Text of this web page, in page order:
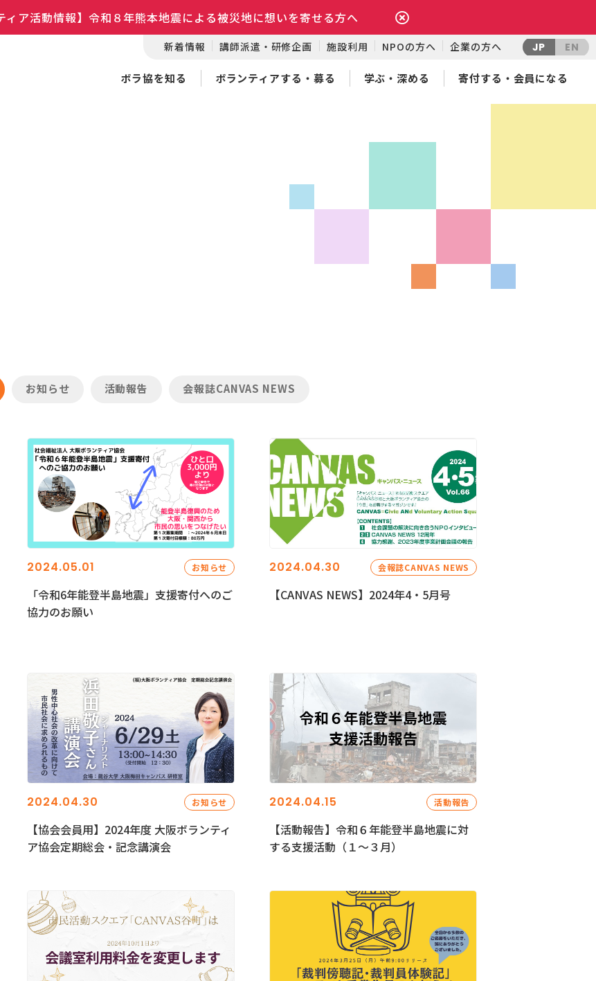
ィア活動情報】令和８年熊本地震による被災地に想いを寄せる方へ
新着情報 講師派遣・研修企画 施設利用 NPOの方へ 企業の方へ JP EN
ボラ協を知る ボランティアする・募る 学ぶ・深める 寄付する・会員になる
お知らせ 活動報告 会報誌CANVAS NEWS
2024.05.01 お知らせ
「令和6年能登半島地震」支援寄付へのご
協力のお願い
2024.04.30 会報誌CANVAS NEWS
【CANVAS NEWS】2024年4・5月号
2024.04.30 お知らせ
【協会会員用】2024年度 大阪ボランティ
ア協会定期総会・記念講演会
2024.04.15 活動報告
【活動報告】令和６年能登半島地震に対
する支援活動（１〜３月）